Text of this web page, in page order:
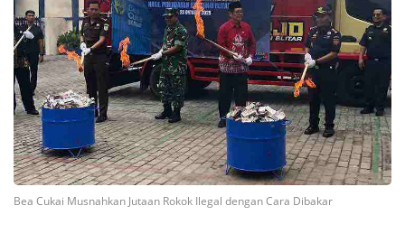
Bea Cukai Musnahkan Jutaan Rokok Ilegal dengan Cara Dibakar